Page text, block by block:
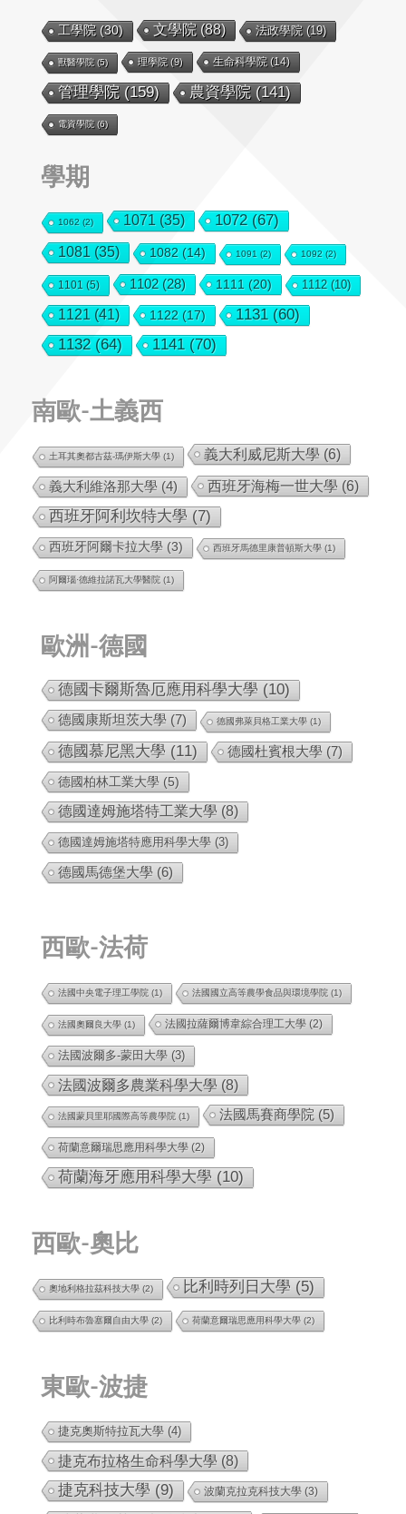
工學院 (30) 文學院 (88) 法政學院 (19)
獸醫學院(5) 理學院(9) 生命科學院(14)
管理學院 (159) 農資學院 (141)
電資學院(6)
學期
1062 (2) 1071 (35) 1072(67)
1081 (35) 1082 (14) 1091 (2) 1092 (2)
1101 (5) 1102(28) 1111 (20) 1112(10)
1121 (41) 1122 (17) 1131 (60)
1132(64) 1141 (70)
南歐-土義西
土耳其奧都古茲-瑪伊斯大學 (1) 義大利威尼斯大學 (6)
義大利維洛那大學 (4) 西班牙海梅一世大學 (6)
西班牙阿利坎特大學 (7)
西班牙阿爾卡拉大學 (3) 西班牙馬德里康普頓斯大學 (1)
阿爾瑙·德維拉諾瓦大學醫院 (1)
歐洲-德國
德國卡爾斯魯厄應用科學大學 (10)
德國康斯坦茨大學 (7) 德國弗萊貝格工業大學 (1)
德國慕尼黑大學 (11) 德國杜賓根大學 (7)
德國柏林工業大學 (5)
德國達姆施塔特工業大學 (8)
德國達姆施塔特應用科學大學 (3)
德國馬德堡大學 (6)
西歐-法荷
法國中央電子理工學院 (1) 法國國立高等農學食品與環境學院 (1)
法國奧爾良大學 (1) 法國拉薩爾博韋綜合理工大學 (2)
法國波爾多-蒙田大學 (3)
法國波爾多農業科學大學 (8)
法國蒙貝里耶國際高等農學院 (1) 法國馬賽商學院 (5)
荷蘭意爾瑞思應用科學大學 (2)
荷蘭海牙應用科學大學 (10)
西歐-奧比
奧地利格拉茲科技大學 (2) 比利時列日大學 (5)
比利時布魯塞爾自由大學 (2) 荷蘭意爾瑞思應用科學大學 (2)
東歐-波捷
捷克奧斯特拉瓦大學 (4)
捷克布拉格生命科學大學 (8)
捷克科技大學 (9) 波蘭克拉克科技大學 (3)